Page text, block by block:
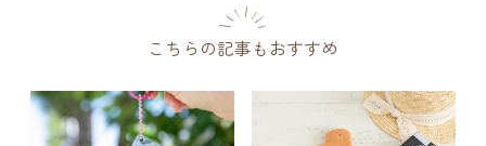
こちらの記事もおすすめ